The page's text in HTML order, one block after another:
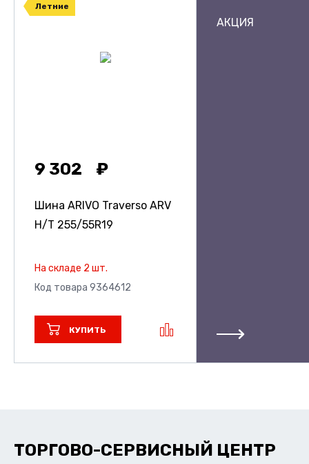
Летние
9 302
Шина ARIVO Traverso ARV
H/T 255/55R19
На складе 2 шт.
Код товара 9364612
КУПИТЬ
АКЦИЯ
ТОРГОВО-СЕРВИСНЫЙ ЦЕНТР